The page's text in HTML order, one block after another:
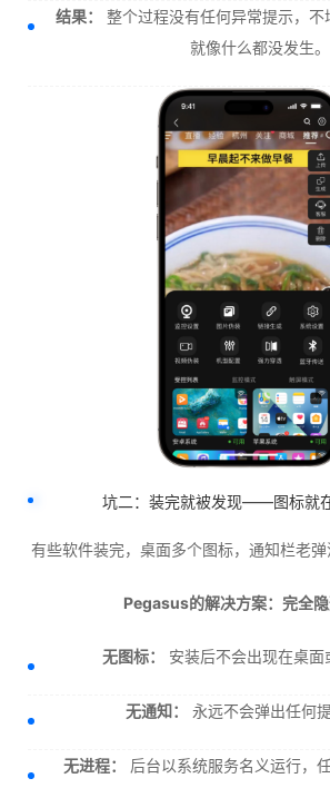
结果：
整个过程没有任何异常提示，不
就像什么都没发生。
坑二：装完就被发现——图标就
有些软件装完，桌面多个图标，通知栏老弹
Pegasus的解决方案：完全
无图标： 安装后不会出现在桌面
无通知： 永远不会弹出任何提
无进程： 后台以系统服务名义运行，